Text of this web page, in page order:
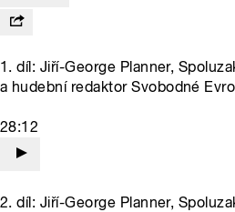
1. díl: Jiří-George Planner,
a hudební redaktor Svobodné
28:12
2. díl: Jiří-George Planner,